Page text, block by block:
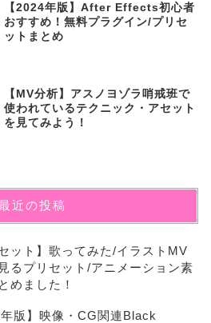
【2024年版】After Effects初心者
おすすめ！無料プラグイン/プリセ
ットまとめ
【MV分析】アスノヨゾラ哨戒班で
使われているテクニック・アセット
を見てみよう！
近の投稿
セット】歌ってみた/イラストMV
るプリセット/アニメーション素
めました！
年版】映像・CG関連Black